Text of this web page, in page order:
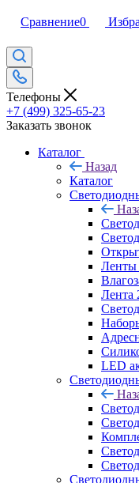
Сравнение0
Телефоны
+7 (499) 325-65-23
Заказать звонок
Каталог
Назад
Каталог
Ленты
Лента
LED